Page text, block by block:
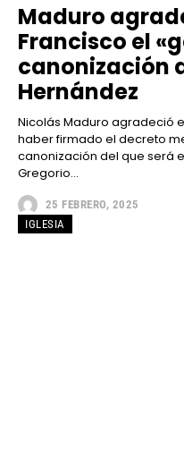
Maduro
Francisco el
canonización
Hernández
Nicolás Maduro agradeció
haber firmado el decreto
canonización del que será
Gregorio...
25 FEBRERO, 2025
IGLESIA